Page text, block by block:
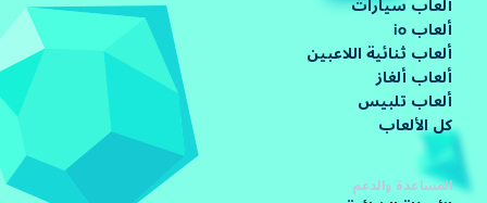
ألعاب سيارات
ألعاب io
ألعاب ثنائية اللاعبين
ألعاب ألغاز
ألعاب تلبيس
كل الألعاب
المساعدة والدعم